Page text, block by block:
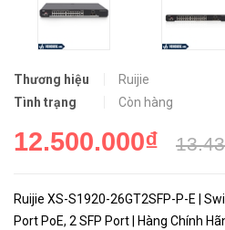
Thương hiệu
Ruijie
Tình trạng
Còn hàng
12.500.000₫
Ruijie XS-S1920-26GT2SFP-P-E |
Port PoE, 2 SFP Port | Hàng Chính